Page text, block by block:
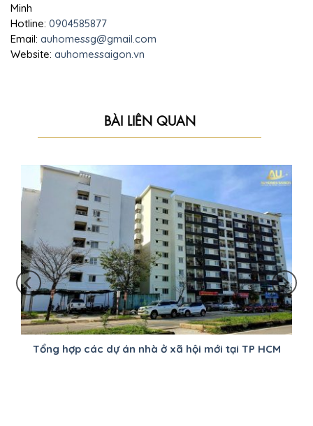
Minh
Hotline: 0904585877
Email: auhomessg@gmail.com
Website: auhomessaigon.vn
BÀI LIÊN QUAN
Tổng hợp các dự án nhà ở xã hội mới tại TP HCM